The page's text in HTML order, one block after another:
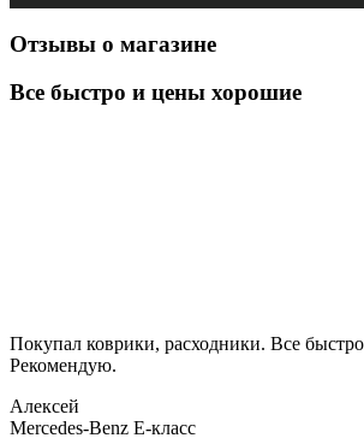
Отзывы о магазине
Все быстро и цены хорошие
Покупал коврики, расходники. Все
Рекомендую.
Алексей
Mercedes-Benz E-класс